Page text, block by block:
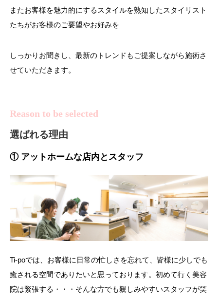
またお客様を魅力的にするスタイルを熟知したスタイリスト
たちがお客様のご要望やお好みを
しっかりお聞きし、最新のトレンドもご提案しながら施術さ
せていただきます。
Reason to be selected
選ばれる理由
① アットホームな店内とスタッフ
Ti-poでは、お客様に日常の忙しさを忘れて、皆様に少しでも
癒される空間でありたいと思っております。初めて行く美容
院は緊張する・・・そんな方でも親しみやすいスタッフが笑